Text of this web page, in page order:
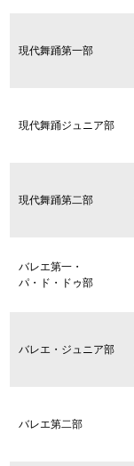
現代舞踊第一部
現代舞踊ジュニア部
現代舞踊第二部
バレエ第一・
パ・ド・ドゥ部
バレエ・ジュニア部
バレエ第二部